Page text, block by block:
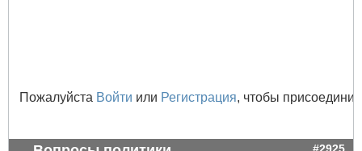
Пожалуйста Войти или Регистрация, чтобы